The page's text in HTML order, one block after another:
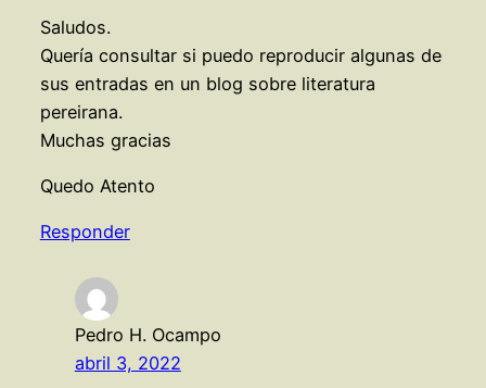
Saludos.
Quería consultar si puedo reproducir algunas de
sus entradas en un blog sobre literatura
pereirana.
Muchas gracias
Quedo Atento
Responder
Pedro H. Ocampo
abril 3, 2022